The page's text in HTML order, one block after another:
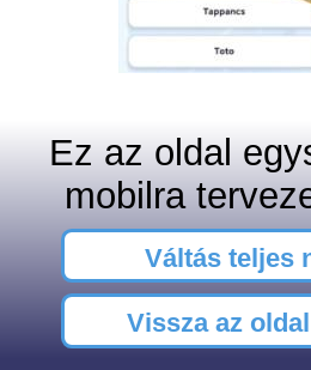
Ez az oldal
mobilra
Váltás teljes
Vissza az